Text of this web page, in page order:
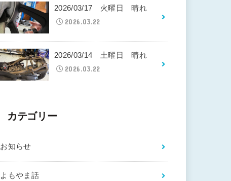
2026/03/17 火曜日 晴れ
2026.03.22
2026/03/14 土曜日 晴れ
2026.03.22
カテゴリー
お知らせ
よもやま話